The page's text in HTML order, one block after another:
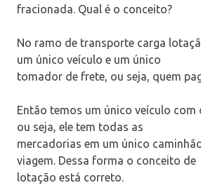
fracionada. Qual é o conceito?
No ramo de transporte carga
um único veículo e um único
tomador de frete, ou seja, quem
Então temos um único veículo com
ou seja, ele tem todas as
mercadorias em um único
viagem. Dessa forma o conceito de
lotação está correto.